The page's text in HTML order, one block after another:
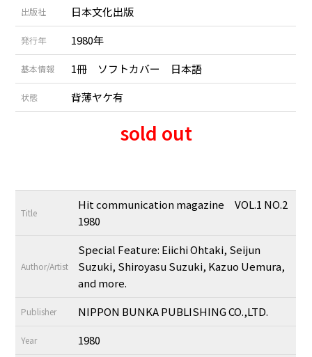
出版社 日本文化出版
発行年 1980年
基本情報 1冊 ソフトカバー 日本語
状態 背薄ヤケ有
sold out
Title
Hit communication magazine VOL.1 NO.2
1980
Author/Artist
Special Feature: Eiichi Ohtaki, Seijun
Suzuki, Shiroyasu Suzuki, Kazuo Uemura,
and more.
Publisher NIPPON BUNKA PUBLISHING CO.,LTD.
Year 1980